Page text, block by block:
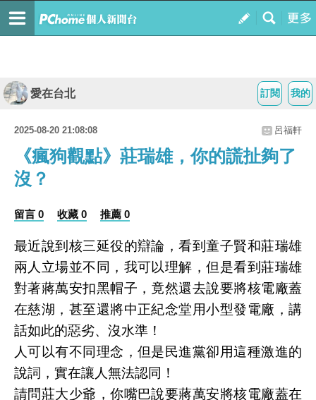
我的
訂閱
愛在台北
2025-08-20 21:08:08 呂福軒
《瘋狗觀點》莊瑞雄，你的謊扯夠了
沒？
留言 0 收藏 0 推薦 0
最近說到核三延役的辯論，看到童子賢和莊瑞雄
兩人立場並不同，我可以理解，但是看到莊瑞雄
對著蔣萬安扣黑帽子，竟然還去說要將核電廠蓋
在慈湖，甚至還將中正紀念堂用小型發電廠，講
話如此的惡劣、沒水準！
人可以有不同理念，但是民進黨卻用這種激進的
說詞，實在讓人無法認同！
請問莊大少爺，你嘴巴說要蔣萬安將核電廠蓋在